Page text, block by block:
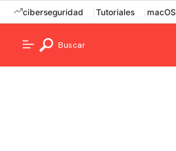
ciberseguridad Tutoriales macOS
Buscar